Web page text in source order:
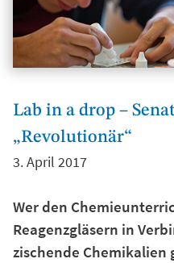
Lab in a drop –
„Revolutionär“
3. April 2017
Wer den
Reagenzgläsern in
zischende